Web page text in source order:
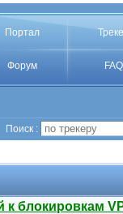
Портал
Форум FAQ
Поиск :
к блокировкам